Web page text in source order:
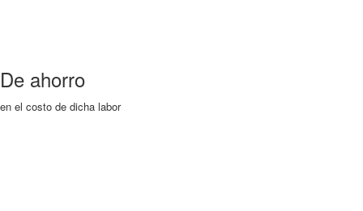
De ahorro
en el costo de dicha labor